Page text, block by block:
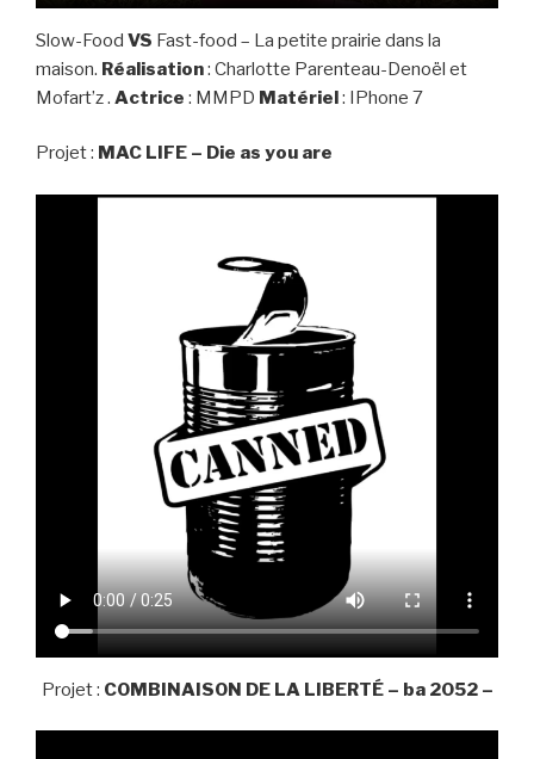
Slow-Food VS Fast-food – La petite prairie dans la
maison. Réalisation: Charlotte Parenteau-Denoël et
Mofart’z . Actrice : MMPD Matériel: IPhone 7
Projet : MAC LIFE – Die as you are
Projet : COMBINAISON DE LA LIBERTÉ – ba 2052 –